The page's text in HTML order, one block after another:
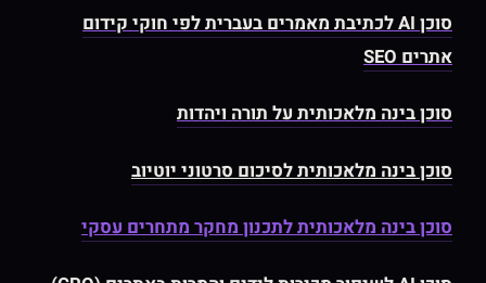
סוכן AI לכתיבת מאמרים בעברית לפי חוקי קידום
אתרים SEO
סוכן בינה מלאכותית על תורה ויהדות
סוכן בינה מלאכותית לסיכום סרטוני יוטיוב
סוכן בינה מלאכותית לתכנון מחקר מתחרים עסקי